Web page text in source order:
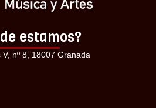
estamos?
nº 8, 18007 Granada